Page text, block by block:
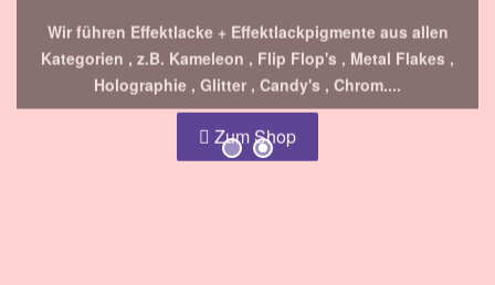
Holographie , Glitter , Candy's , Chrom....
Zum Shop